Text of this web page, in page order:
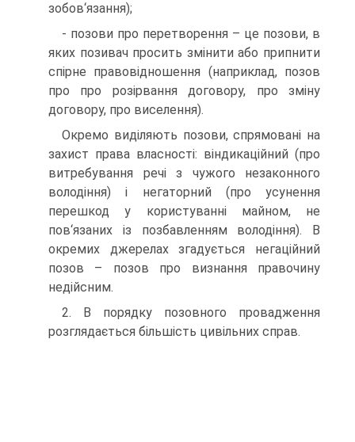
зобов‘язання);
- позови про перетворення – це позови, в
яких позивач просить змінити або припнити
спірне правовідношення (наприклад, позов
про про розірвання договору, про зміну
договору, про виселення).
Окремо виділяють позови, спрямовані на
захист права власності: віндикаційний (про
витребування речі з чужого незаконного
володіння) і негаторний (про усунення
перешкод у користуванні майном, не
пов‘язаних із позбавленням володіння). В
окремих джерелах згадується негаційний
позов – позов про визнання правочину
недійсним.
2. В порядку позовного провадження
розглядається більшість цивільних справ.